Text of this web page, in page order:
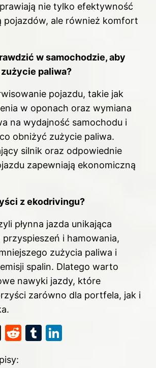
nie tylko efektywność
pojazdów, ale również komfort
w samochodzie, aby
paliwa?
pojazdu, takie jak
w oponach oraz wymiana
na wydajność samochodu i
obniżyć zużycie paliwa.
silnik oraz odpowiednie
zapewniają ekonomiczną
z ekodrivingu?
płynna jazda unikająca
przyspieszeń i hamowania,
zużycia paliwa i
spalin. Dlatego warto
nawyki jazdy, które
zarówno dla portfela, jak i
X
R
T